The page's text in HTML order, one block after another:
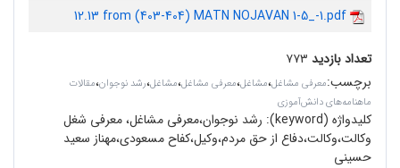
12.13 from (403-404) MATN NOJAVAN 1-5_-1.pdf
تعداد بازدید ۷۷۳
برچسب:معرفی مشاغل،مشاغل،معرفی مشاغل،مشاغل،رشد نوجوان،مقالات
ماهنامه‌های دانش‌آموزی
کلیدواژه (keyword):
رشد نوجوان،معرفی مشاغل، معرفی شغل
وکالت،وکالت،دفاع از حق مردم،وکیل،کفاح مسعودی،مهناز سعید
حسینی